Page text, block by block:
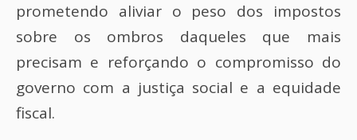
prometendo aliviar o peso dos impostos
sobre os ombros daqueles que mais
precisam e reforçando o compromisso do
governo com a justiça social e a equidade
fiscal.